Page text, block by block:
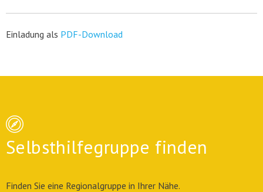
Einladung als PDF-Download
Selbsthilfegruppe finden
Finden Sie eine Regionalgruppe in Ihrer Nähe.